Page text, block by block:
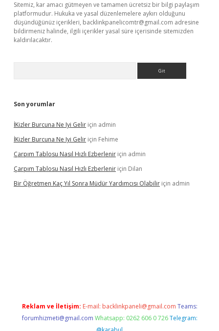
Sitemiz, kar amacı gütmeyen ve tamamen ücretsiz bir bilgi paylaşım
platformudur. Hukuka ve yasal düzenlemelere aykırı olduğunu
düşündüğünüz içerikleri, backlinkpanelicomtr@gmail.com adresine
bildirmeniz halinde, ilgili içerikler yasal süre içerisinde sitemizden
kaldırılacaktır.
Son yorumlar
İKizler Burcuna Ne Iyi Gelir için admin
İKizler Burcuna Ne Iyi Gelir için Fehime
Çarpım Tablosu Nasıl Hızlı Ezberlenir için admin
Çarpım Tablosu Nasıl Hızlı Ezberlenir için Dilan
Bir Öğretmen Kaç Yıl Sonra Müdür Yardımcısı Olabilir için admin
Reklam ve İletişim: E-mail: backlinkpaneli@gmail.com Teams:
forumhizmeti@gmail.com Whatsapp: 0262 606 0 726 Telegram: